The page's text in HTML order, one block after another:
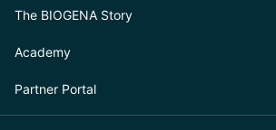
The BIOGENA Story
Academy
Partner Portal